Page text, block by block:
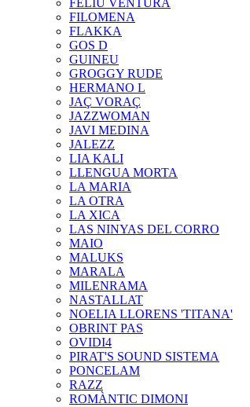
FELIU VENTURA
FILOMENA
FLAKKA
GOS D
GUINEU
GROGGY RUDE
HERMANO L
JAÇ VORAÇ
JAZZWOMAN
JAVI MEDINA
JALEZZ
LIA KALI
LLENGUA MORTA
LA MARIA
LA OTRA
LA XICA
LAS NINYAS DEL CORRO
MAIO
MALUKS
MARALA
MILENRAMA
NASTALLAT
NOELIA LLORENS 'TITANA'
OBRINT PAS
OVIDI4
PIRAT'S SOUND SISTEMA
PONCELAM
RAZZ
ROMÀNTIC DIMONI